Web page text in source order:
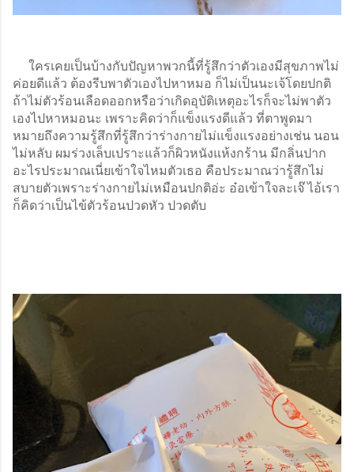
ค่อยดีแล้ว ต้องรีบพาตัวเองไปหาหมอ ก็ไม่เป็นนะเจ้โดยปกติ
ถ้าไม่ตัวร้อนเลือดออกหรือว่าเกิดอุบัติเหตุอะไรก็จะไม่พาตัว
เองไปหาหมอนะ เพราะคิดว่าก็แข็งแรงดีแล้ว ที่ตาพูดมา
หมายถึงความรู้สึกที่รู้สึกว่าร่างกายไม่แข็งแรงอย่างเช่น นอน
ไม่หลับ ผมร่วงเล็บเปราะแล้วก็ผิวหนังแห้งกร้าน มีกลิ่นปาก
อะไรประมาณเนี่ยเข้าใจไหมตัวเธอ คือประมาณว่ารู้สึกไม่
สบายตัวเพราะร่างกายไม่เหมือนปกติอ่ะ อ๋อเข้าใจละเจ๊ ไอ้เรา
ก็คิดว่าเป็นไข้ตัวร้อนปวดหัว ปวดตับ